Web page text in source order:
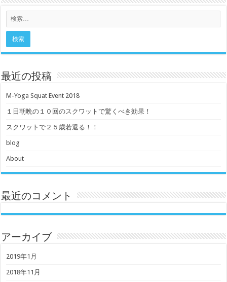
最近の投稿
M-Yoga Squat Event 2018
１日朝晩の１０回のスクワットで驚くべき効果！
スクワットで２５歳若返る！！
blog
About
最近のコメント
アーカイブ
2019年1月
2018年11月